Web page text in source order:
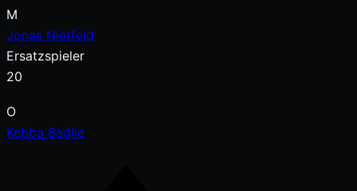
M
Jonas Nietfeld
Ersatzspieler
20
O
Kebba Badjie